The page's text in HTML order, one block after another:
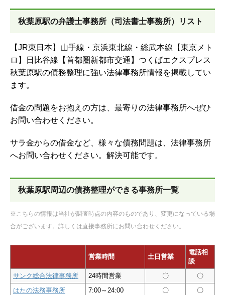
秋葉原駅の弁護士事務所（司法書士事務所）リスト
【JR東日本】山手線・京浜東北線・総武本線【東京メト
ロ】日比谷線【首都圏新都市交通】つくばエクスプレス
秋葉原駅の債務整理に強い法律事務所情報を掲載してい
ます。
借金の問題をお抱えの方は、最寄りの法律事務所へぜひ
お問い合わせください。
サラ金からの借金など、様々な債務問題は、法律事務所
へお問い合わせください。解決可能です。
秋葉原駅周辺の債務整理ができる事務所一覧
※こちらの情報は当社が調査時点の内容のものであり、変更になっている場
合がございます。詳しくは直接事務所にお問い合わせください。
営業時間 土日営業
電話相
談
サンク総合法律事務所
24時間営業 〇
〇
はたの法務事務所
7:00～24:00 〇 〇